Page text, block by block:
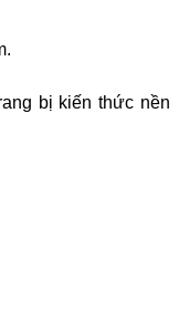
bị kiến thức nền